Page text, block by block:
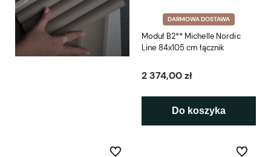
DARMOWA DOSTAWA
Moduł B2** Michelle Nordic
Line 84x105 cm łącznik
2 374,00 zł
Do koszyka
Do ulubionych Do